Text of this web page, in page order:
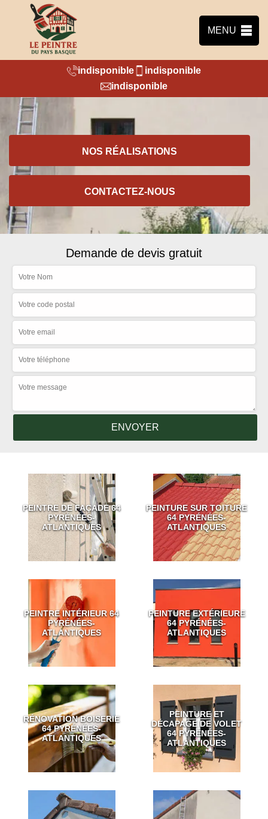
MENU
indisponible
indisponible
indisponible
NOS RÉALISATIONS
CONTACTEZ-NOUS
Demande de devis gratuit
PEINTRE DE FAÇADE 64
PYRÉNÉES-
ATLANTIQUES
PEINTURE SUR TOITURE
64 PYRÉNÉES-
ATLANTIQUES
PEINTRE INTÉRIEUR 64
PYRÉNÉES-
ATLANTIQUES
PEINTURE EXTÉRIEURE
64 PYRÉNÉES-
ATLANTIQUES
RÉNOVATION BOISERIE
64 PYRÉNÉES-
ATLANTIQUES
PEINTURE ET
DÉCAPAGE DE VOLET
64 PYRÉNÉES-
ATLANTIQUES